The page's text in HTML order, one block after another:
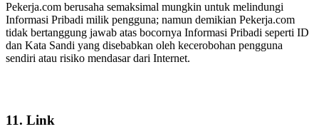
Pekerja.com berusaha semaksimal mungkin untuk melindungi
Informasi Pribadi milik pengguna; namun demikian Pekerja.com
tidak bertanggung jawab atas bocornya Informasi Pribadi seperti ID
dan Kata Sandi yang disebabkan oleh kecerobohan pengguna
sendiri atau risiko mendasar dari Internet.
11. Link